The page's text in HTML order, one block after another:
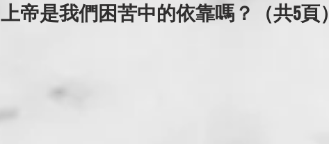
上帝是我們困苦中的依靠嗎？（共5頁）